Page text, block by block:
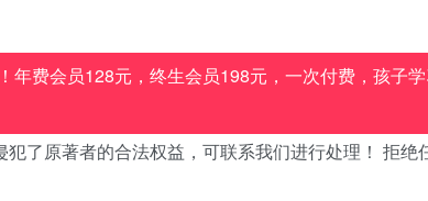
费会员128元，终生会员198元，一次付费，孩子
了原著者的合法权益，可联系我们进行处理！ 拒绝